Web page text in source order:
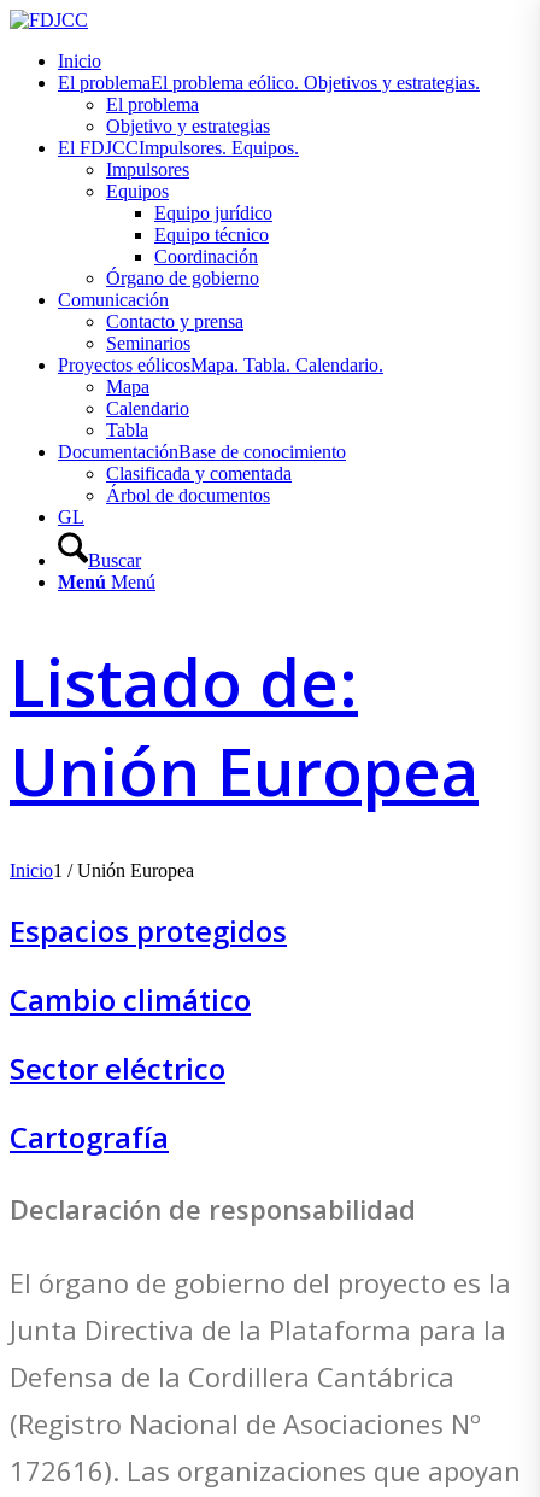
Inicio
El problemaEl problema eólico. Objetivos y estrategias.
El problema
Objetivo y estrategias
El FDJCCImpulsores. Equipos.
Impulsores
Equipos
Equipo jurídico
Equipo técnico
Coordinación
Órgano de gobierno
Comunicación
Contacto y prensa
Seminarios
Proyectos eólicosMapa. Tabla. Calendario.
Mapa
Calendario
Tabla
DocumentaciónBase de conocimiento
Clasificada y comentada
Árbol de documentos
GL
Buscar
Menú Menú
Listado de:
Unión Europea
Inicio1 / Unión Europea
Espacios protegidos
Cambio climático
Sector eléctrico
Cartografía
Declaración de responsabilidad
El órgano de gobierno del proyecto es la
Junta Directiva de la Plataforma para la
Defensa de la Cordillera Cantábrica
(Registro Nacional de Asociaciones Nº
172616). Las organizaciones que apoyan